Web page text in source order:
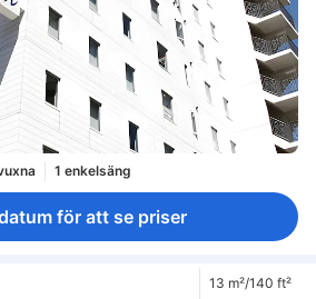
1 enkelsäng
för att se priser
13 m²/140 ft²